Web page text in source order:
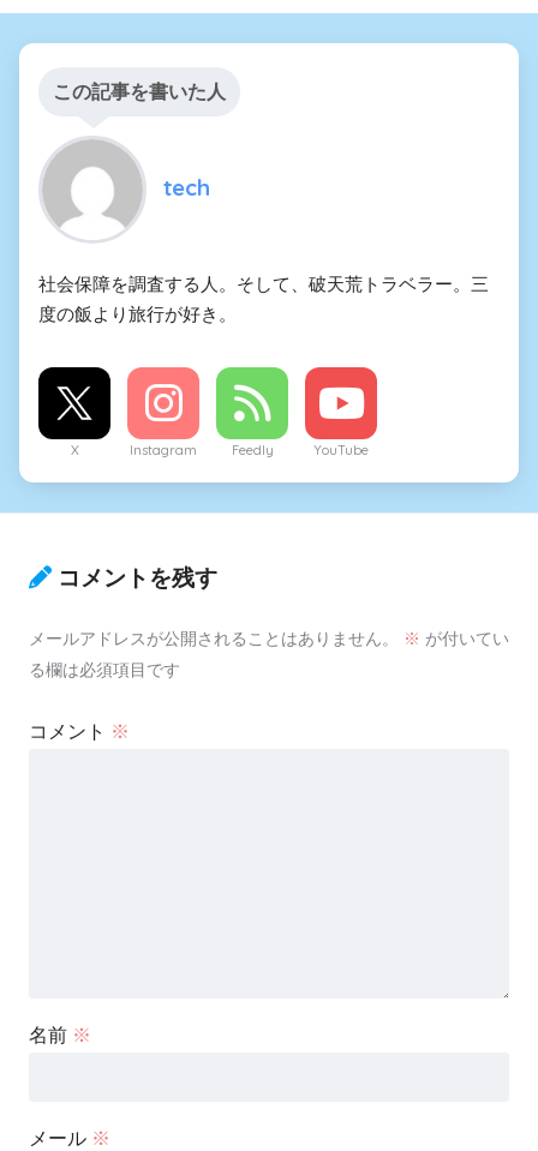
この記事を書いた人
tech
社会保障を調査する人。そして、破天荒トラベラー。三
度の飯より旅行が好き。
X Instagram Feedly YouTube
コメントを残す
メールアドレスが公開されることはありません。 ※ が付いてい
る欄は必須項目です
コメント ※
名前 ※
メール ※